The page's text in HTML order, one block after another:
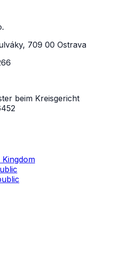
709 00 Ostrava
beim Kreisgericht